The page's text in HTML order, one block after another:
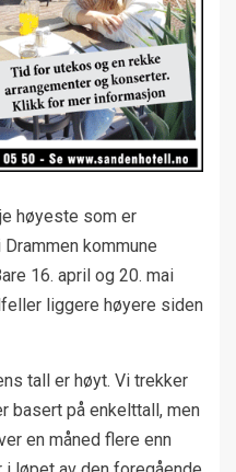
høyeste som er
kommune
16. april og 20. mai
liggere høyere siden
tall er høyt. Vi trekker
basert på enkelttall, men
en måned flere enn